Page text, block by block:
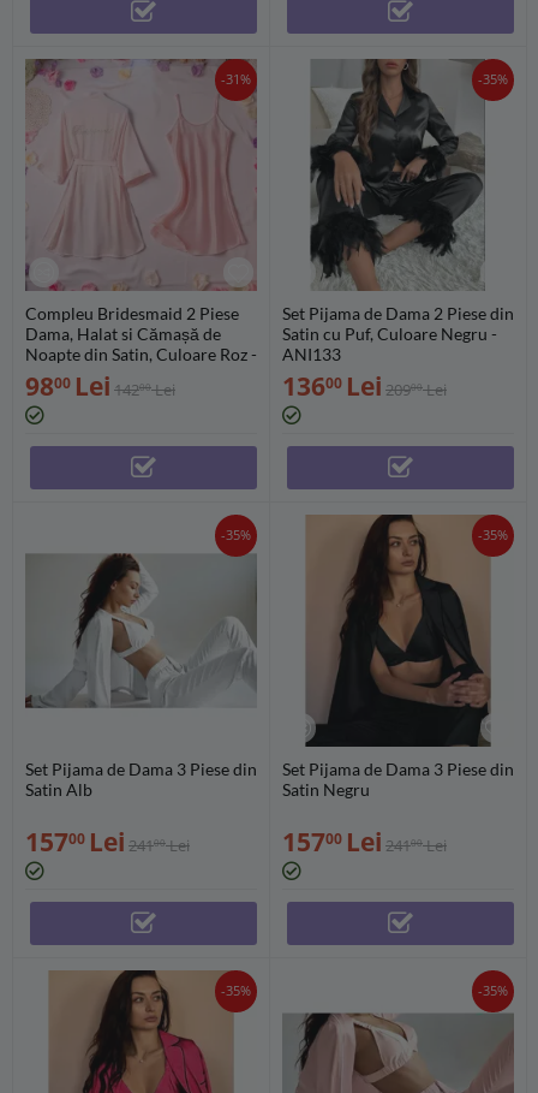
-31%
Compleu Bridesmaid 2 Piese
Dama, Halat si Cămașă de
Noapte din Satin, Culoare Roz -
MEI07
9800 Lei 14200 Lei
-35%
Set Pijama de Dama 2 Piese din
Satin cu Puf, Culoare Negru -
ANI133
13600 Lei 20900 Lei
-35%
Set Pijama de Dama 3 Piese din
Satin Alb
15700 Lei 24100 Lei
-35%
Set Pijama de Dama 3 Piese din
Satin Negru
15700 Lei 24100 Lei
-35% -35%